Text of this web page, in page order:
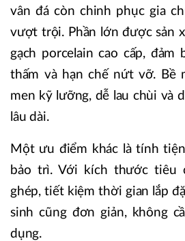
vân đá còn chinh phục gia
vượt trội. Phần lớn được sản
gạch porcelain cao cấp, đảm
thấm và hạn chế nứt vỡ. Bề
men kỹ lưỡng, dễ lau chùi và
lâu dài.
Một ưu điểm khác là tính
bảo trì. Với kích thước tiêu
ghép, tiết kiệm thời gian lắp
sinh cũng đơn giản, không
dụng.